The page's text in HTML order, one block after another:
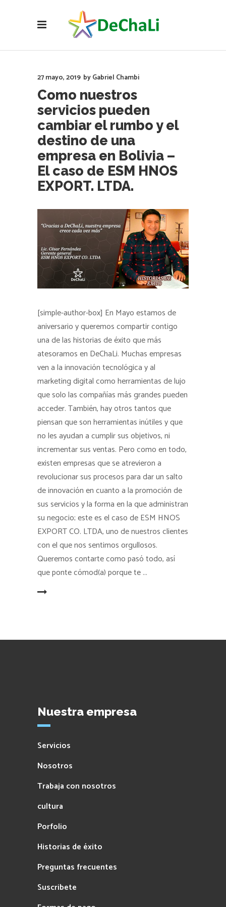
27 mayo, 2019 byGabriel Chambi
Como nuestros
servicios pueden
cambiar el rumbo y el
destino de una
empresa en Bolivia –
El caso de ESM HNOS
EXPORT. LTDA.
[simple-author-box] En Mayo estamos de
aniversario y queremos compartir contigo
una de las historias de éxito que más
atesoramos en DeChaLi. Muchas empresas
ven a la innovación tecnológica y al
marketing digital como herramientas de lujo
que solo las compañías más grandes pueden
acceder. También, hay otros tantos que
piensan que son herramientas inútiles y que
no les ayudan a cumplir sus objetivos, ni
incrementar sus ventas. Pero como en todo,
existen empresas que se atrevieron a
revolucionar sus procesos para dar un salto
de innovación en cuanto a la promoción de
sus servicios y la forma en la que administran
su negocio; este es el caso de ESM HNOS
EXPORT CO. LTDA, uno de nuestros clientes
con el que nos sentimos orgullosos.
Queremos contarte como pasó todo, así
que ponte cómod(a) porque te
Nuestra empresa
Servicios
Nosotros
Trabaja con nosotros
cultura
Porfolio
Historias de éxito
Preguntas frecuentes
Suscribete